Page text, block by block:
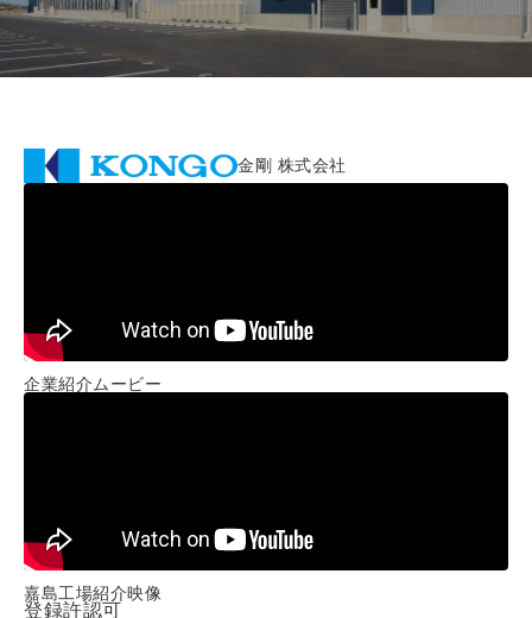
金剛 株式会社
企業紹介ムービー
嘉島工場紹介映像
登録許認可